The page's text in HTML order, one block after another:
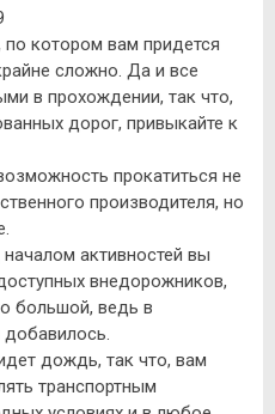
котором вам придется
сложно. Да и все
в прохождении, так что,
дорог, привыкайте к
прокатиться не
производителя, но
активностей вы
внедорожников,
большой, ведь в
дождь, так что, вам
транспортным